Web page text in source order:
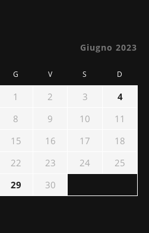
Giugno 2023
G V S D
1 2 3
4
8 9 10
11
15 16 17
18
22 23 24
25
29
30